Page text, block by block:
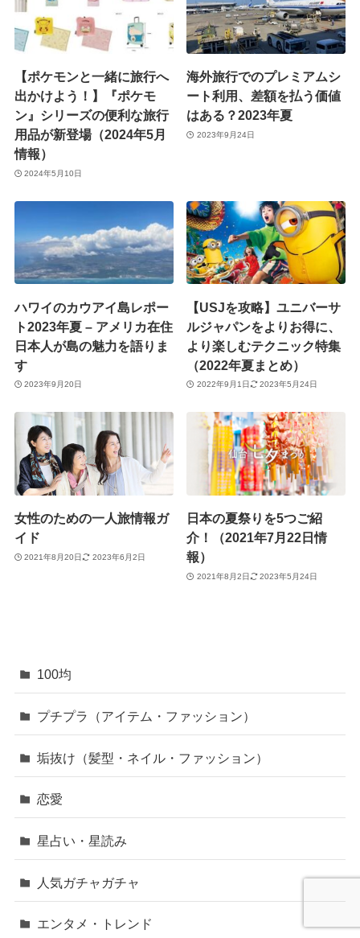
【ポケモンと一緒に旅行へ
出かけよう！】『ポケモ
ン』シリーズの便利な旅行
用品が新登場（2024年5月
情報）
2024年5月10日
海外旅行でのプレミアムシ
ート利用、差額を払う価値
はある？2023年夏
2023年9月24日
ハワイのカウアイ島レポー
ト2023年夏 – アメリカ在住
日本人が島の魅力を語りま
す
2023年9月20日
【USJを攻略】ユニバーサ
ルジャパンをよりお得に、
より楽しむテクニック特集
（2022年夏まとめ）
2022年9月1日 2023年5月24日
女性のための一人旅情報ガ
イド
2021年8月20日 2023年6月2日
日本の夏祭りを5つご紹
介！（2021年7月22日情
報）
2021年8月2日 2023年5月24日
100均
プチプラ（アイテム・ファッション）
垢抜け（髪型・ネイル・ファッション）
恋愛
星占い・星読み
人気ガチャガチャ
エンタメ・トレンド